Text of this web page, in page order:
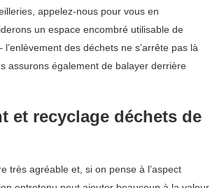
appelez-nous pour vous en
un espace encombré utilisable de
des déchets ne s’arrête pas là
assurons également de balayer derrière
et recyclage déchets de
très agréable et, si on pense à l’aspect